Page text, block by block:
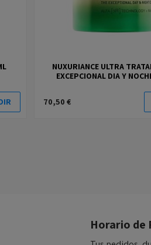
NUXURIANCE ULTRA
EXCEPCIONAL DIA Y
70,50 €
Horario de